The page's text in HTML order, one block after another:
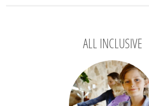
ALL INCLUSIVE